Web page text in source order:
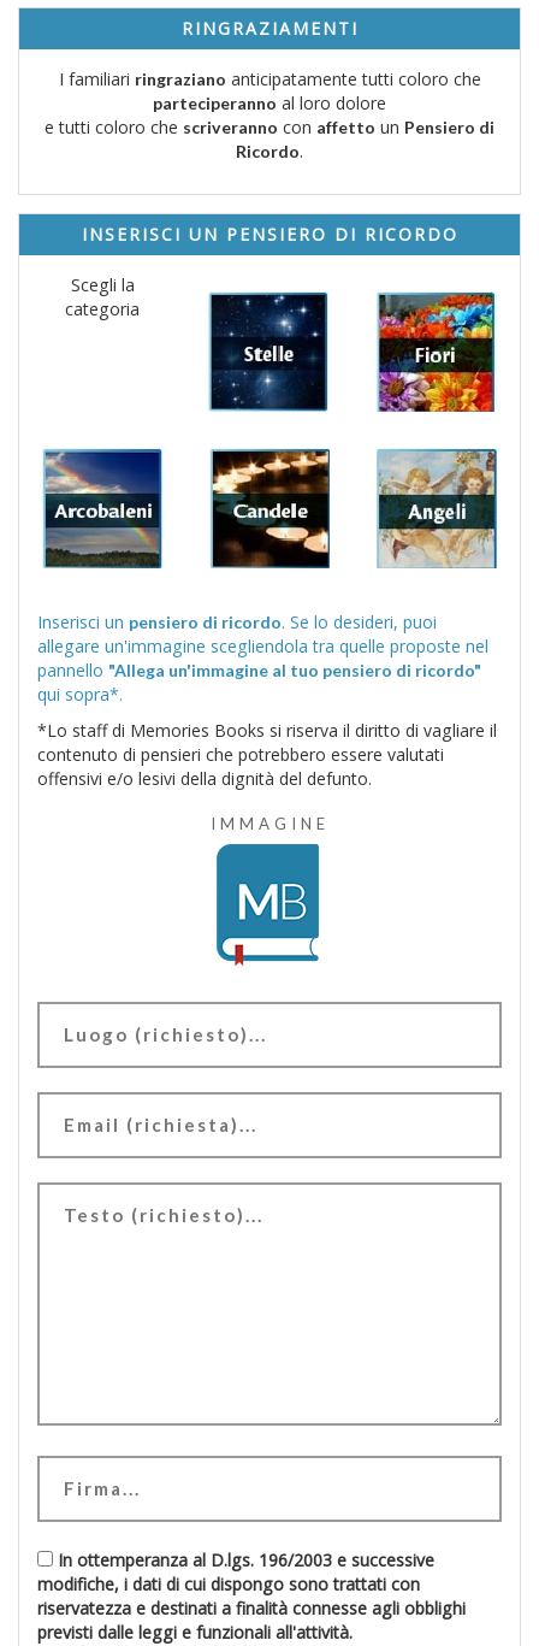
RINGRAZIAMENTI
I familiari ringraziano anticipatamente tutti coloro che
parteciperanno al loro dolore
e tutti coloro che scriveranno con affetto un Pensiero di
Ricordo.
INSERISCI UN PENSIERO DI RICORDO
Scegli la
categoria
Inserisci un pensiero di ricordo. Se lo desideri, puoi
allegare un'immagine scegliendola tra quelle proposte nel
pannello "Allega un'immagine al tuo pensiero di ricordo"
qui sopra*.
*Lo staff di Memories Books si riserva il diritto di vagliare il
contenuto di pensieri che potrebbero essere valutati
offensivi e/o lesivi della dignità del defunto.
IMMAGINE
In ottemperanza al D.lgs. 196/2003 e successive
modifiche, i dati di cui dispongo sono trattati con
riservatezza e destinati a finalità connesse agli obblighi
previsti dalle leggi e funzionali all'attività.